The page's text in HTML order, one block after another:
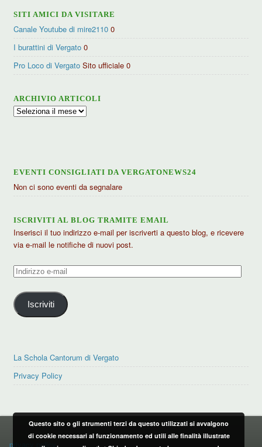
SITI AMICI DA VISITARE
Canale Youtube di mire2110 0
I burattini di Vergato 0
Pro Loco di Vergato Sito ufficiale 0
ARCHIVIO ARTICOLI
Archivio
EVENTI CONSIGLIATI DA VERGATONEWS24
Non ci sono eventi da segnalare
ISCRIVITI AL BLOG TRAMITE EMAIL
Inserisci il tuo indirizzo e-mail per iscriverti a questo blog, e ricevere
via e-mail le notifiche di nuovi post.
Indirizzo
mail
Iscriviti
La Schola Cantorum di Vergato
Privacy Policy
PRIVACY POLICY
privacy policy
Questo sito o gli strumenti terzi da questo utilizzati si avvalgono
di cookie necessari al funzionamento ed utili alle finalità illustrate